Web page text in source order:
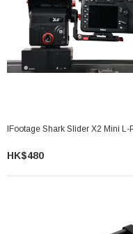
IFootage Shark Slider X2 Mini L-
HK$480